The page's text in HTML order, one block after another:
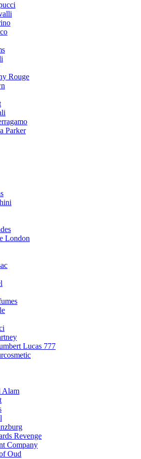
Rouge
Parker
London
Lucas 777
Alam
Revenge
Company
Oud